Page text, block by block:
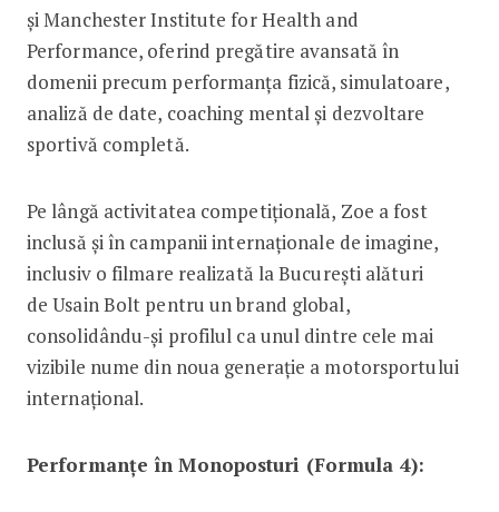
și Manchester Institute for Health and
Performance, oferind pregătire avansată în
domenii precum performanța fizică, simulatoare,
analiză de date, coaching mental și dezvoltare
sportivă completă.
Pe lângă activitatea competițională, Zoe a fost
inclusă și în campanii internaționale de imagine,
inclusiv o filmare realizată la București alături
de Usain Bolt pentru un brand global,
consolidându-și profilul ca unul dintre cele mai
vizibile nume din noua generație a motorsportului
internațional.
Performanțe în Monoposturi (Formula 4):